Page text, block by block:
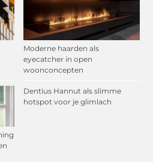
Moderne haarden als
eyecatcher in open
woonconcepten
Dentius Hannut als slimme
hotspot voor je glimlach